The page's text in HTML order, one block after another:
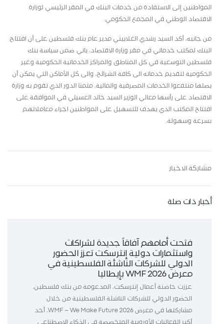
المواطنين إلى الاستفادة من خدمات البنك في المقر الرئيسي لوزارة
الاقتصاد الوطني في المجمع الحكومي.
من جانبه، أكد السيد رشدي الغلاييني مدير عام بنك فلسطين على أن افتتاح
البنك لمكتب خدماتي في مقر وزارة الاقتصاد، ياتي ضمن سياسة بنك
فلسطين التوسعية في كل المناطق والمراكز الخدماتية الحكومية وغير
الحكومية لتقديم خدماته الى كافة الشرائح، والى كل الأماكن التي يمكن أن
يصلها منتفعوا الخدمات المصرفية والمالية. مثمنا الدور الذي تقوم به وزارة
الاقتصاد على رأسها معالي الوزير السيد خالد العسيلي في الموافقة على
افتتاح المكتب الذي يهدف للتسهيل على المواطنين اجراء معاملاتهم
بسرعة وسهولة.
مشاركة الاخبار
أخبار ذات صلة
فتحت أمامهم آفاقاً جديدة لشراكات
واستثمارات دولية إنترسكت تعزز الحضور
الدولي للشركات الناشئة الفلسطينية في
معرض WMF 2026 بإيطاليا
عززت حاضنة أعمال إنترسكت، المدعومة من بنك فلسطين،
الحضور الدولي للشركات الناشئة الفلسطينية من خلال
مشاركتها في معرض WMF – We Make Future 2026، أحد
أكبر الفعاليات الأوروبية المتخصصة في الذكاء الاصطناعي